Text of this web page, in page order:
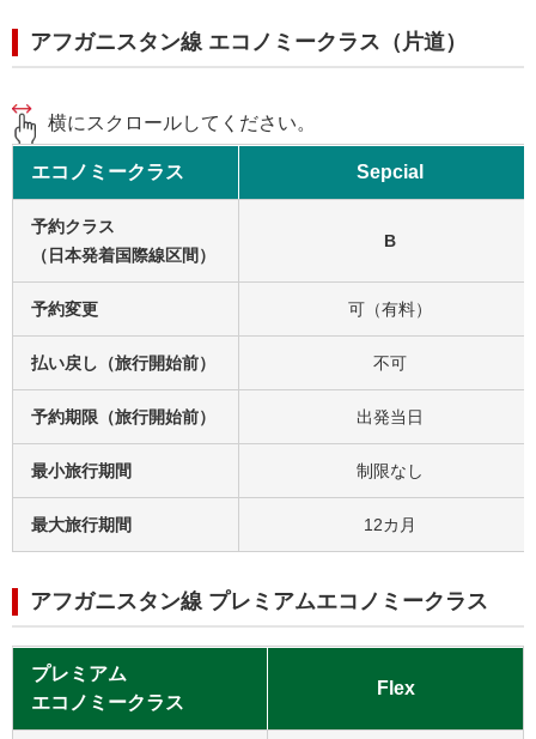
アフガニスタン線 エコノミークラス（片道）
横にスクロールしてください。
エコノミークラス Sepcial
予約クラス
（日本発着国際線区間）
B
予約変更 可（有料）
払い戻し（旅行開始前） 不可
予約期限（旅行開始前） 出発当日
最小旅行期間 制限なし
最大旅行期間 12カ月
アフガニスタン線 プレミアムエコノミークラス
プレミアム
エコノミークラス
Flex